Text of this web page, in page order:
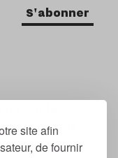
site afin
de fournir
S'abonner
sur la
dont la